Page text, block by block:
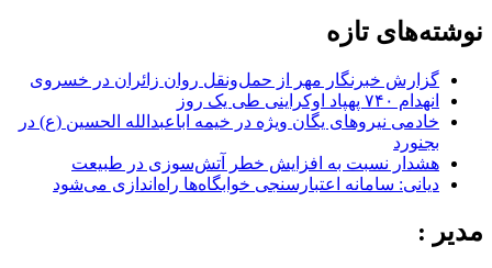
نوشته‌های تازه
گزارش خبرنگار مهر از حمل‌ونقل روان زائران در خسروی
انهدام ۷۴۰ پهپاد اوکراینی طی یک روز
خادمی نیروهای یگان ویژه در خیمه اباعبدالله الحسین (ع) در
بجنورد
هشدار نسبت به افزایش خطر آتش‌سوزی در طبیعت
دیانی: سامانه اعتبارسنجی خوابگاه‌ها راه‌اندازی می‌شود
مدیر :